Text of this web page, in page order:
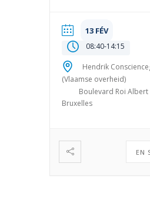
13 FÉV
08:40-14:15
Hendrik
(Vlaamse overheid)
Boulevard Roi Albert
Bruxelles
EN